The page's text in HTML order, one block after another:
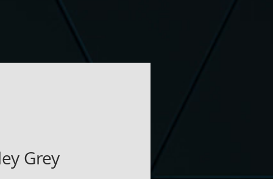
Grey